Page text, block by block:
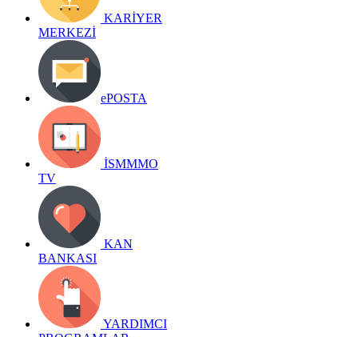
KARİYER
MERKEZİ
ePOSTA
İSMMMO
TV
KAN
BANKASI
YARDIMCI